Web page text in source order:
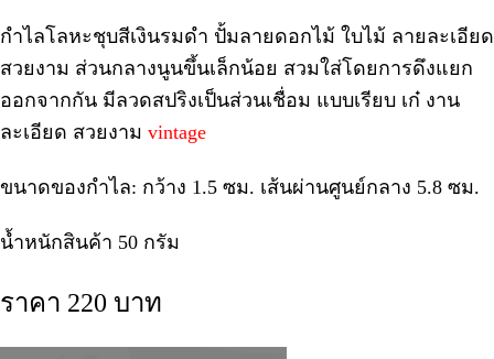
กำไลโลหะชุบสีเงินรมดำ ปั้มลายดอกไม้ ใบไม้ ลายละเอียด
สวยงาม ส่วนกลางนูนขึ้นเล็กน้อย สวมใส่โดยการดึงแยก
ออกจากกัน มีลวดสปริงเป็นส่วนเชื่อม แบบเรียบ เก๋ งาน
ละเอียด สวยงาม vintage
ขนาดของกำไล: กว้าง 1.5 ซม. เส้นผ่านศูนย์กลาง 5.8 ซม.
น้ำหนักสินค้า 50 กรัม
ราคา 220 บาท